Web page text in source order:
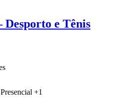
Desporto e Tênis
Presencial +1